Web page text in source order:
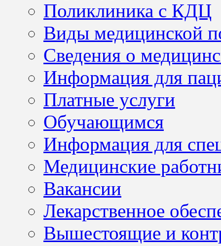
Поликлиника с КДЦ
Виды медицинской
Сведения о
Информация для
Платные услуги
Обучающимся
Информация для
Медицинские
Вакансии
Лекарственное
Вышестоящие и